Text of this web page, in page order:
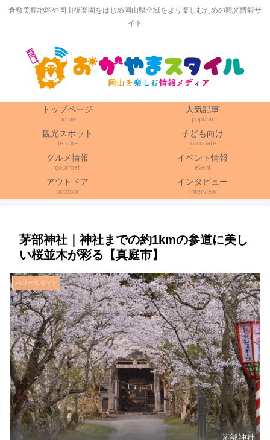
倉敷美観地区や岡山後楽園をはじめ岡山県全域をより楽しむための観光情報サ
イト
トップページ
home
人気記事
popular
観光スポット
leisure
子ども向け
kosodate
グルメ情報
gourmet
イベント情報
event
アウトドア
outdoor
インタビュー
interview
茅部神社｜神社までの約1kmの参道に美し
い桜並木が彩る【真庭市】
パワースポット
茅部神社